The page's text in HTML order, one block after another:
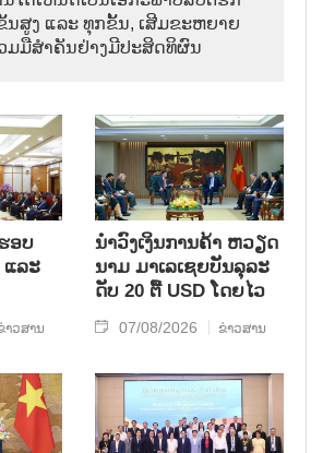
ນ​ສູງ ແລະ ທຸກ​ຂັ້ນ, ເສີມ​ຂະ​ຫຍາຍ​
ມ​ມື​ສຳ​ຄັນ​ຢ່າງ​ມີ​ປະ​ສິດ​ທິ​ຜົນ
ອບ
ແລະ
າວສານ
ນຳ​ວົງ​ເງິນ​ການ​ຄ້າ ຫວຽດ​
ນາມ ມາ​ເລ​ເຊຍ​ບັນ​ລຸ​ລະ​
ດັບ 20 ຕື້ USD ໂດຍ​ໄວ
07/08/2026 ຂ່າວສານ